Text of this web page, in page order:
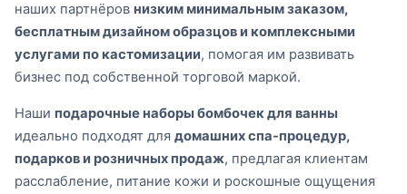
наших партнёров низким минимальным заказом,
бесплатным дизайном образцов и комплексными
услугами по кастомизации, помогая им развивать
бизнес под собственной торговой маркой.
Наши подарочные наборы бомбочек для ванны
идеально подходят для домашних спа-процедур,
подарков и розничных продаж, предлагая клиентам
расслабление, питание кожи и роскошные ощущения